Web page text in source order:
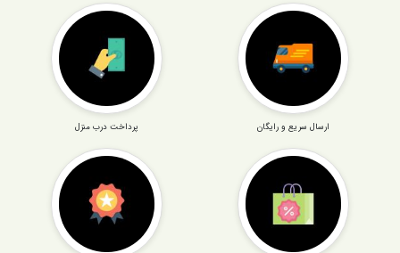
ارسال سریع و رایگان پرداخت درب منزل